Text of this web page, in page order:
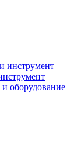
оборудование